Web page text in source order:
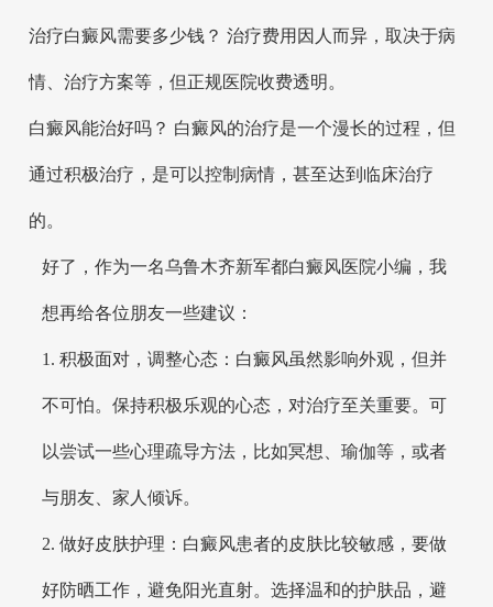
治疗白癜风需要多少钱？ 治疗费用因人而异，取决于病
情、治疗方案等，但正规医院收费透明。
白癜风能治好吗？ 白癜风的治疗是一个漫长的过程，但
通过积极治疗，是可以控制病情，甚至达到临床治疗
的。
好了，作为一名乌鲁木齐新军都白癜风医院小编，我
想再给各位朋友一些建议：
1. 积极面对，调整心态：白癜风虽然影响外观，但并
不可怕。保持积极乐观的心态，对治疗至关重要。可
以尝试一些心理疏导方法，比如冥想、瑜伽等，或者
与朋友、家人倾诉。
2. 做好皮肤护理：白癜风患者的皮肤比较敏感，要做
好防晒工作，避免阳光直射。选择温和的护肤品，避